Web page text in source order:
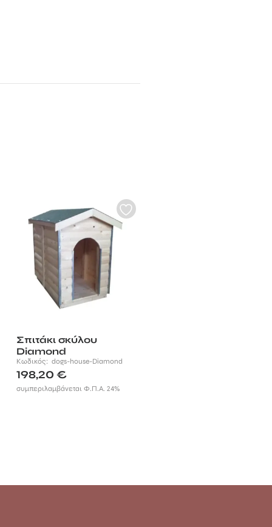
Σπιτάκι σκύλου
Diamond
Κωδικός: dogs-house-Diamond
198,20 €
συμπεριλαμβάνεται Φ.Π.Α. 24%